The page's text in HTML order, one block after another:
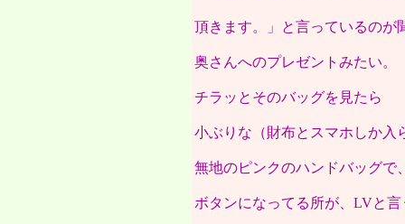
頂きます。」と言っているのが
奥さんへのプレゼントみたい。
チラッとそのバッグを見たら
小ぶりな（財布とスマホしか入
無地のピンクのハンドバッグで
ボタンになってる所が、LVと言